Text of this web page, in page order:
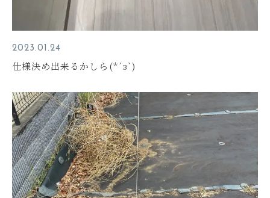
2023.01.24
仕様決め出来るかしら(*´з`)